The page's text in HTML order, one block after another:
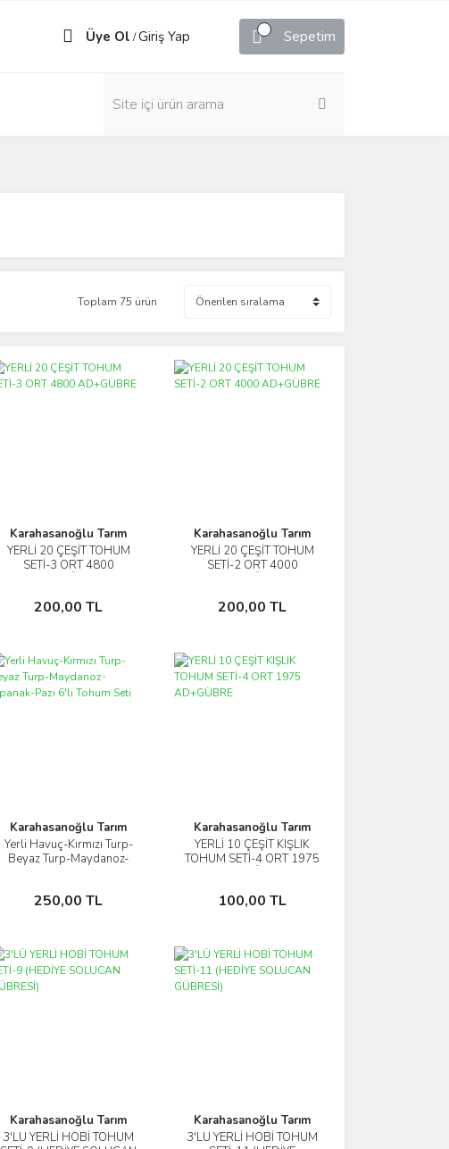
Üye Ol /Giriş Yap Sepetim
Toplam 75 ürün
Karahasanoğlu Tarım
YERLİ 20 ÇEŞİT TOHUM
SETİ-3 ORT 4800
200,00 TL
İncele
Sepete Ekle
Karahasanoğlu Tarım
YERLİ 20 ÇEŞİT TOHUM
SETİ-2 ORT 4000
200,00 TL
İncele
Sepete Ekle
Karahasanoğlu Tarım
Yerli Havuç-Kırmızı Turp-
Beyaz Turp-Maydanoz-
250,00 TL
İncele
Sepete Ekle
Karahasanoğlu Tarım
YERLİ 10 ÇEŞİT KIŞLIK
TOHUM SETİ-4 ORT 1975
100,00 TL
İncele
Sepete Ekle
Karahasanoğlu Tarım
3'LÜ YERLİ HOBİ TOHUM
İncele
Karahasanoğlu Tarım
3'LÜ YERLİ HOBİ TOHUM
İncele